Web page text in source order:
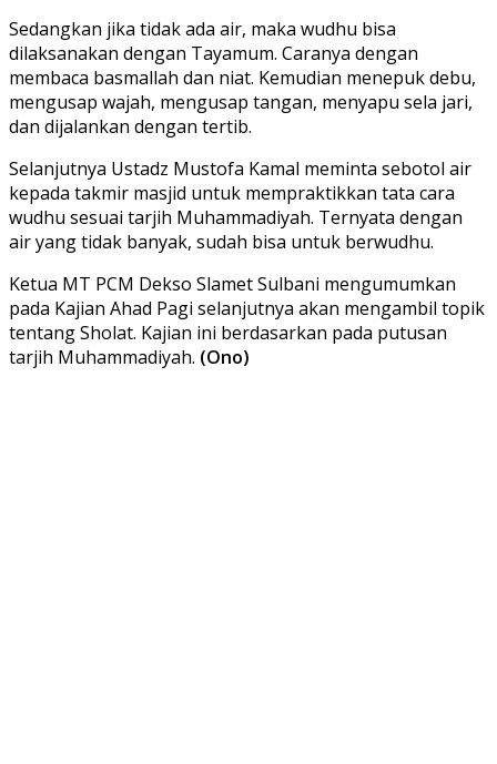
Sedangkan jika tidak ada air, maka wudhu bisa
dilaksanakan dengan Tayamum. Caranya dengan
membaca basmallah dan niat. Kemudian menepuk debu,
mengusap wajah, mengusap tangan, menyapu sela jari,
dan dijalankan dengan tertib.
Selanjutnya Ustadz Mustofa Kamal meminta sebotol air
kepada takmir masjid untuk mempraktikkan tata cara
wudhu sesuai tarjih Muhammadiyah. Ternyata dengan
air yang tidak banyak, sudah bisa untuk berwudhu.
Ketua MT PCM Dekso Slamet Sulbani mengumumkan
pada Kajian Ahad Pagi selanjutnya akan mengambil topik
tentang Sholat. Kajian ini berdasarkan pada putusan
tarjih Muhammadiyah. (Ono)